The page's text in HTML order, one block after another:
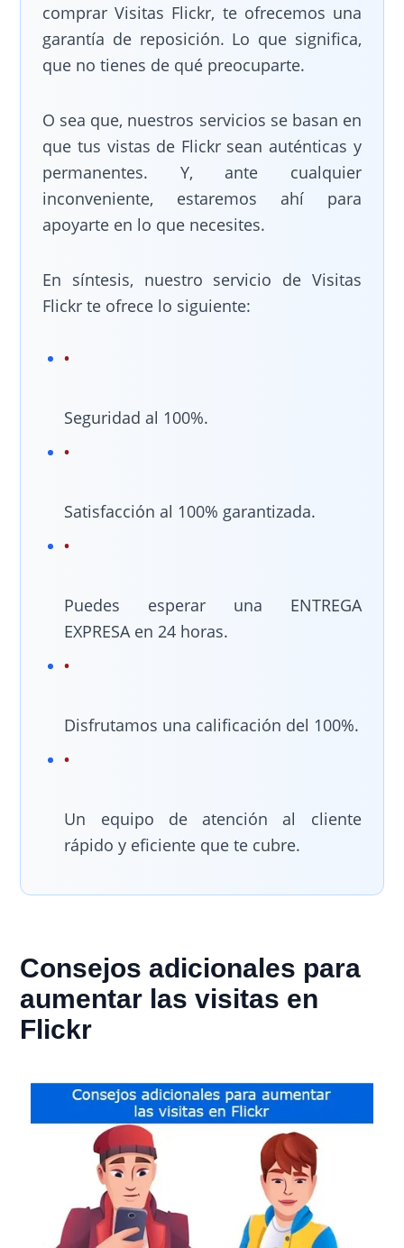
comprar Visitas Flickr, te ofrecemos una
garantía de reposición. Lo que significa,
que no tienes de qué preocuparte.
O sea que, nuestros servicios se basan en
que tus vistas de Flickr sean auténticas y
permanentes. Y, ante cualquier
inconveniente, estaremos ahí para
apoyarte en lo que necesites.
En síntesis, nuestro servicio de Visitas
Flickr te ofrece lo siguiente:
Seguridad al 100%.
Satisfacción al 100% garantizada.
Puedes esperar una ENTREGA
EXPRESA en 24 horas.
Disfrutamos una calificación del 100%.
Un equipo de atención al cliente
rápido y eficiente que te cubre.
Consejos adicionales para
aumentar las visitas en
Flickr